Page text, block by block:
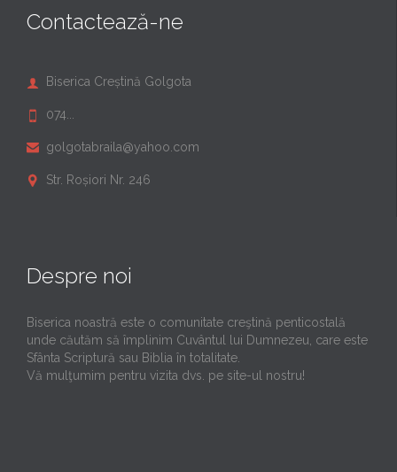
Contactează-ne
 Biserica Creștină Golgota
 074...
 golgotabraila@yahoo.com
 Str. Roșiori Nr. 246
Despre noi
Biserica noastră este o comunitate creştină penticostală
unde căutăm să împlinim Cuvântul lui Dumnezeu, care este
Sfânta Scriptură sau Biblia în totalitate.
Vă mulţumim pentru vizita dvs. pe site-ul nostru!